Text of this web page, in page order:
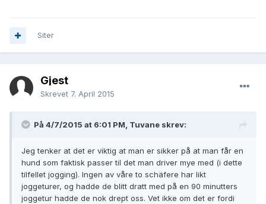
Siter
Gjest
Skrevet 7. April 2015
På 4/7/2015 at 6:01 PM, Tuvane skrev:
Jeg tenker at det er viktig at man er sikker på at man får en
hund som faktisk passer til det man driver mye med (i dette
tilfellet jogging). Ingen av våre to schäfere har likt
joggeturer, og hadde de blitt dratt med på en 90 minutters
joggetur hadde de nok drept oss. Vet ikke om det er fordi